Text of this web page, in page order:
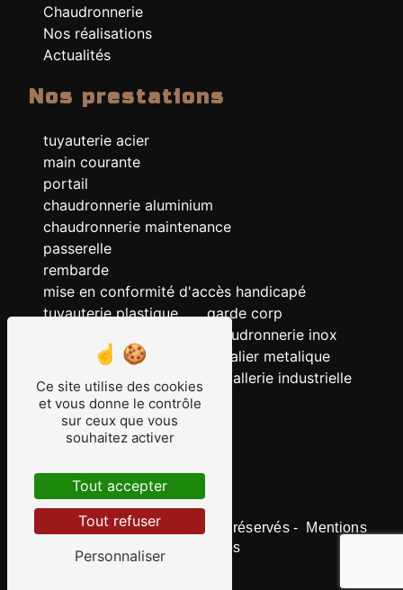
Chaudronnerie
Nos réalisations
Actualités
Nos prestations
tuyauterie acier
main courante
portail
chaudronnerie aluminium
chaudronnerie maintenance
passerelle
rembarde
mise en conformité d'accès handicapé
tuyauterie plastique
chaudronnerie
serrurerie
ERP
tuyauterie
tuyauterie inox
garde corp
chaudronnerie inox
escalier metalique
metallerie industrielle
Vistalid- 2026 - Tous droits réservés -
Mentions
légales- Gestion des cookies
Ce site utilise des cookies
et vous donne le contrôle
sur ceux que vous
souhaitez activer
Tout accepter
Tout refuser
Personnaliser